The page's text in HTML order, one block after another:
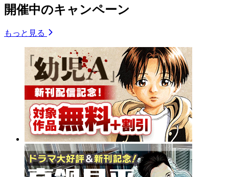
開催中のキャンペーン
もっと見る